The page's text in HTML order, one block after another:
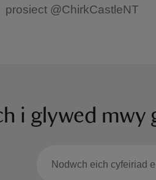
prosiect @ChirkCastleNT
i glywed mwy